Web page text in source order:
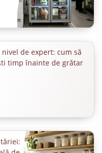
nivel de expert: cum să
timp înainte de grătar